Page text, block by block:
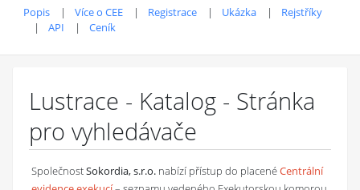
Popis Více o CEE Registrace Ukázka
Rejstříky
API
Ceník
Lustrace - Katalog - Stránka
pro vyhledávače
SpolečnostSokordia, s.r.o. nabízí přístup do placenéCentrální